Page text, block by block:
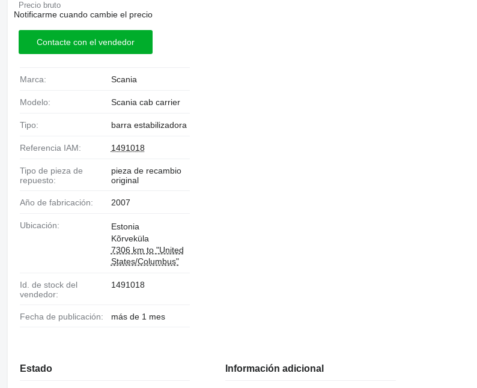
Precio bruto
Notificarme cuando cambie el precio
Contacte con el vendedor
Marca: Scania
Modelo: Scania cab carrier
Tipo: barra estabilizadora
Referencia IAM: 1491018
Tipo de pieza de
repuesto:
pieza de recambio
original
Año de fabricación: 2007
Ubicación:
Estonia
Kõrveküla
7306 km to "United
States/Columbus"
Id. de stock del
vendedor:
1491018
Fecha de publicación: más de 1 mes
Estado Información adicional